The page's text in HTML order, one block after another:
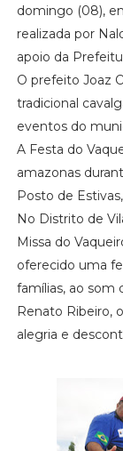
domingo (08),
realizada por
apoio da
O prefeito Joaz
tradicional
eventos do
A Festa do
amazonas
Posto de
No Distrito de
Missa do
oferecido uma
famílias, ao som
Renato Ribeiro,
alegria e